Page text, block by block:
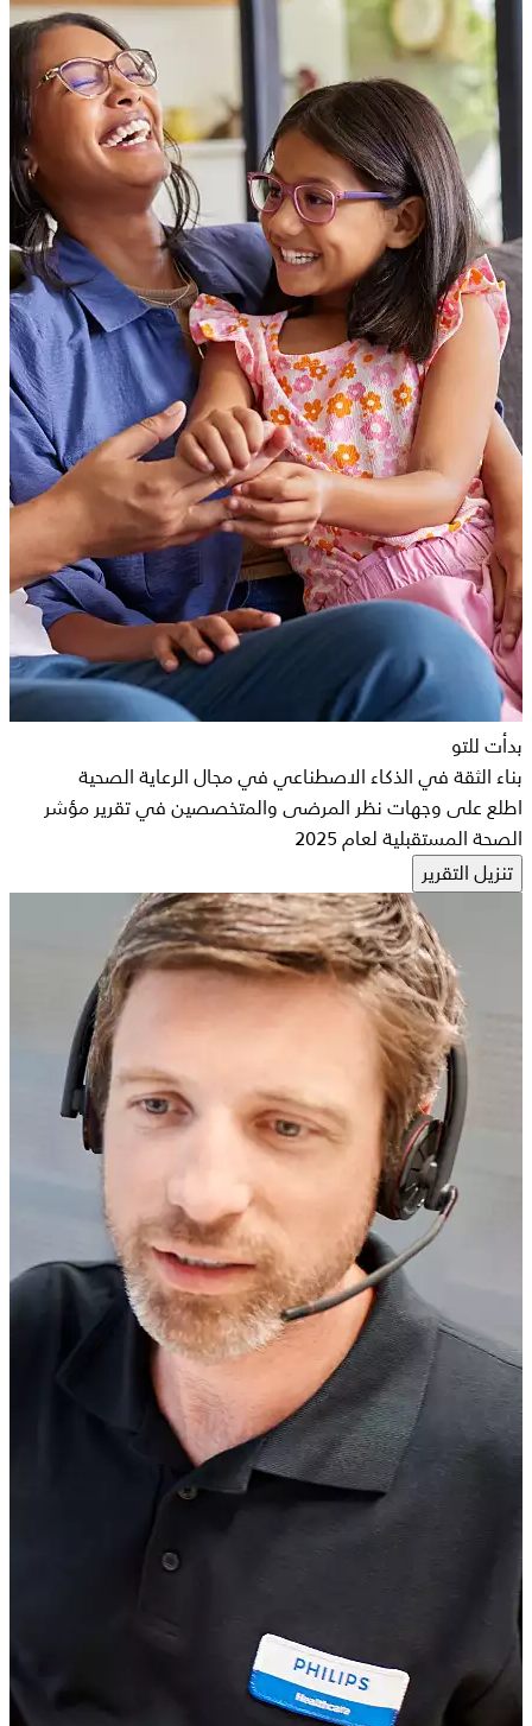
بدأت للتو
بناء الثقة في الذكاء الاصطناعي في مجال الرعاية الصحية
اطلع على وجهات نظر المرضى والمتخصصين في تقرير مؤشر
الصحة المستقبلية لعام 2025
تنزيل التقرير